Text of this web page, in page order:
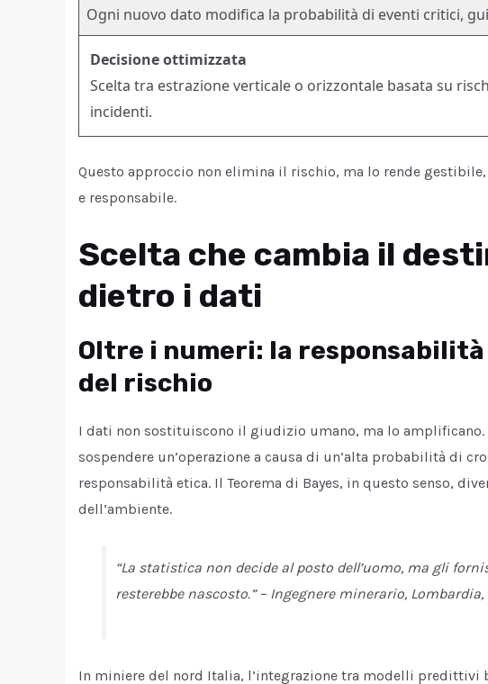
Ogni nuovo dato modifica la probabilità di eventi critici,
Decisione ottimizzata
Scelta tra estrazione verticale o orizzontale basata su
incidenti.
Questo approccio non elimina il rischio, ma lo rende
e responsabile.
Scelta che cambia il
dietro i dati
Oltre i numeri: la
del rischio
I dati non sostituiscono il giudizio umano, ma lo amplificano.
sospendere un’operazione a causa di un’alta probabilità di
responsabilità etica. Il Teorema di Bayes, in questo senso,
dell’ambiente.
“La statistica non decide al posto dell’uomo, ma gli
resterebbe nascosto.” – Ingegnere minerario, Lombardia,
In miniere del nord Italia, l’integrazione tra modelli predittivi